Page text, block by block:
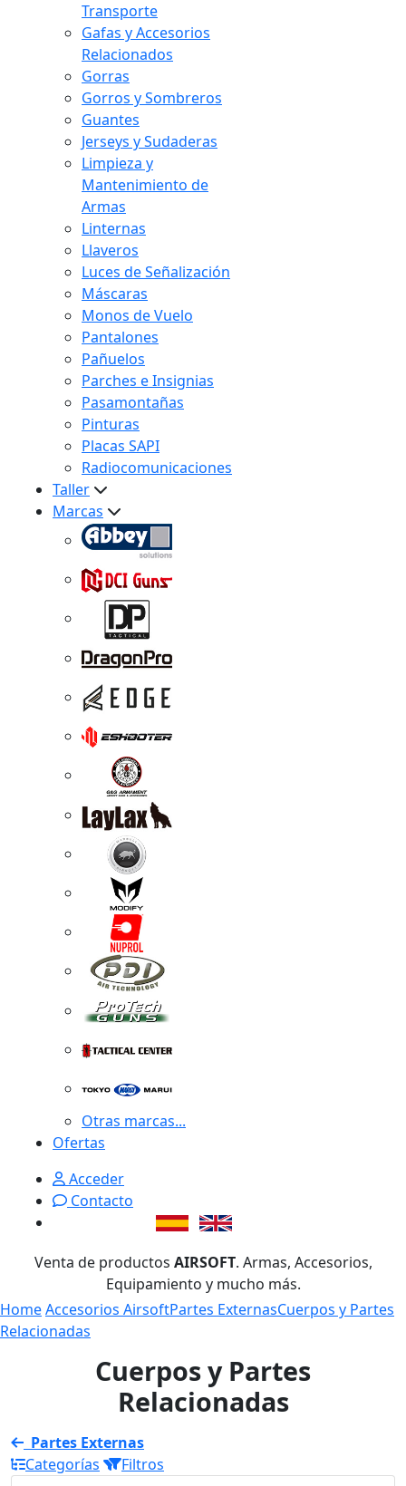
Transporte
Gafas y Accesorios
Relacionados
Gorras
Gorros y Sombreros
Guantes
Jerseys y Sudaderas
Limpieza y
Mantenimiento de
Armas
Linternas
Llaveros
Luces de Señalización
Máscaras
Monos de Vuelo
Pantalones
Pañuelos
Parches e Insignias
Pasamontañas
Pinturas
Placas SAPI
Radiocomunicaciones
Taller
Marcas
Otras marcas...
Ofertas
Acceder
Contacto
Venta de productos AIRSOFT. Armas, Accesorios,
Equipamiento y mucho más.
HomeAccesorios AirsoftPartes ExternasCuerpos y Partes
Relacionadas
Cuerpos y Partes
Relacionadas
Partes Externas
Categorías
Filtros